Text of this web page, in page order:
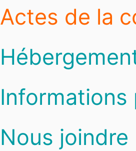
Actes de la
Informations
Nous joindre